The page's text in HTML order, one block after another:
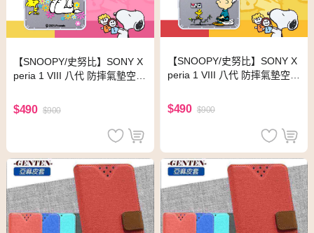
【SNOOPY/史努比】SONY X
peria 1 VIII 八代 防摔氣墊空壓
$490 $900
【SNOOPY/史努比】SONY X
peria 1 VIII 八代 防摔氣墊空壓
$490 $900